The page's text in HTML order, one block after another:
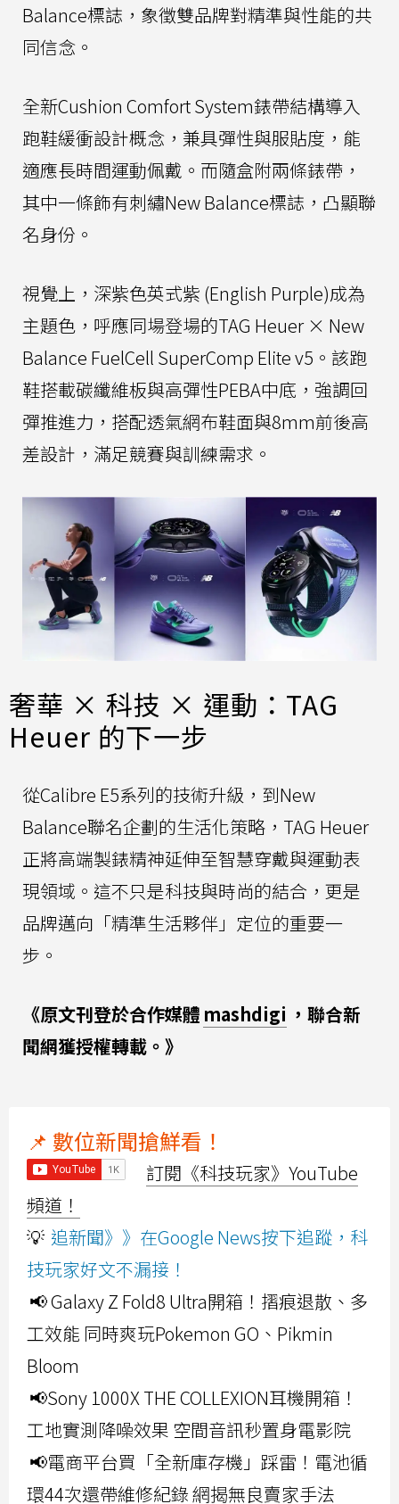
Balance標誌，象徵雙品牌對精準與性能的共
同信念。
全新Cushion Comfort System錶帶結構導入
跑鞋緩衝設計概念，兼具彈性與服貼度，能
適應長時間運動佩戴。而隨盒附兩條錶帶，
其中一條飾有刺繡New Balance標誌，凸顯聯
名身份。
視覺上，深紫色英式紫 (English Purple)成為
主題色，呼應同場登場的TAG Heuer × New
Balance FuelCell SuperComp Elite v5。該跑
鞋搭載碳纖維板與高彈性PEBA中底，強調回
彈推進力，搭配透氣網布鞋面與8mm前後高
差設計，滿足競賽與訓練需求。
奢華 × 科技 × 運動：TAG
Heuer 的下一步
從Calibre E5系列的技術升級，到New
Balance聯名企劃的生活化策略，TAG Heuer
正將高端製錶精神延伸至智慧穿戴與運動表
現領域。這不只是科技與時尚的結合，更是
品牌邁向「精準生活夥伴」定位的重要一
步。
《原文刊登於合作媒體 mashdigi ，聯合新
聞網獲授權轉載。》
📌 數位新聞搶鮮看！
訂閱《科技玩家》YouTube
頻道！
💡 追新聞》》在Google News按下追蹤，科
技玩家好文不漏接！
📢 Galaxy Z Fold8 Ultra開箱！摺痕退散、多
工效能 同時爽玩Pokemon GO、Pikmin
Bloom
📢Sony 1000X THE COLLEXION耳機開箱！
工地實測降噪效果 空間音訊秒置身電影院
📢電商平台買「全新庫存機」踩雷！電池循
環44次還帶維修紀錄 網揭無良賣家手法